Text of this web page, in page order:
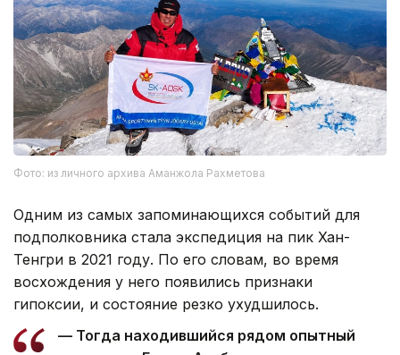
Фото: из личного архива Аманжола Рахметова
Одним из самых запоминающихся событий для
подполковника стала экспедиция на пик Хан-
Тенгри в 2021 году. По его словам, во время
восхождения у него появились признаки
гипоксии, и состояние резко ухудшилось.
— Тогда находившийся рядом опытный